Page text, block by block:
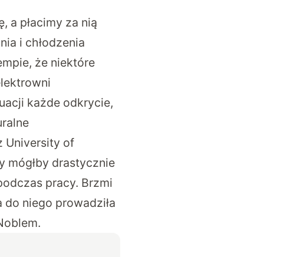
a płacimy za nią
i chłodzenia
że niektóre
każde odkrycie,
University of
mógłby drastycznie
pracy. Brzmi
niego prowadziła